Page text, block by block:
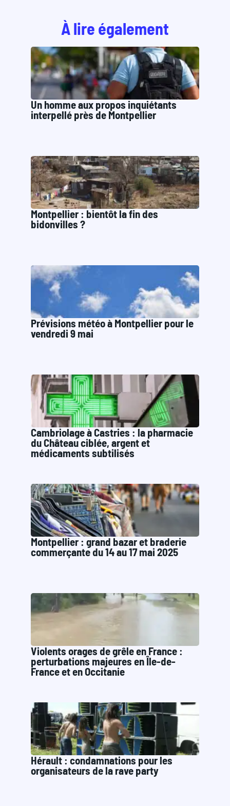
À lire également
Un homme aux propos inquiétants
interpellé près de Montpellier
Montpellier : bientôt la fin des
bidonvilles ?
Prévisions météo à Montpellier pour le
vendredi 9 mai
Cambriolage à Castries : la pharmacie
du Château ciblée, argent et
médicaments subtilisés
Montpellier : grand bazar et braderie
commerçante du 14 au 17 mai 2025
Violents orages de grêle en France :
perturbations majeures en Île-de-
France et en Occitanie
Hérault : condamnations pour les
organisateurs de la rave party